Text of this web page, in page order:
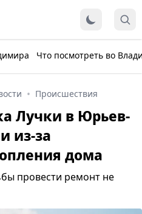
Что посмотреть во
Происшествия
Лучки в Юрьев-
из-за
дома
провести ремонт не